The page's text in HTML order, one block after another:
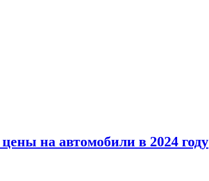
на автомобили в 2024 году